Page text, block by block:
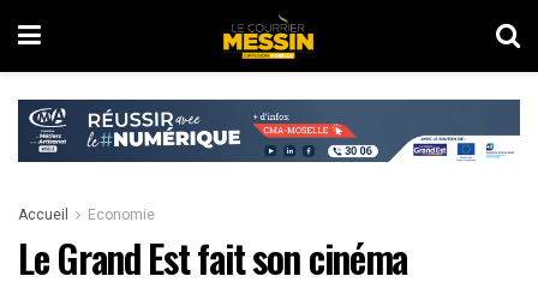
Accueil Economie
Le Grand Est fait son cinéma